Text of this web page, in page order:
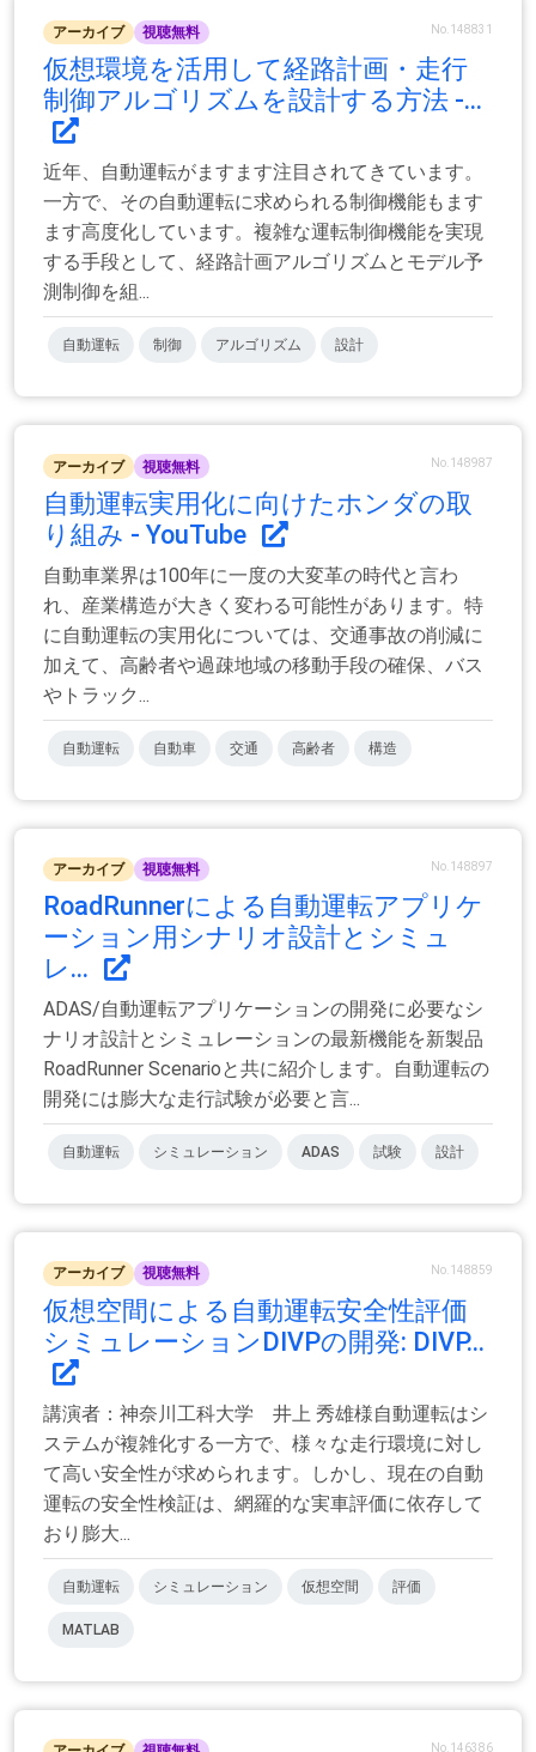
アーカイブ 視聴無料 No.148831
仮想環境を活用して経路計画・走行
制御アルゴリズムを設計する方法 -...
近年、自動運転がますます注目されてきています。
一方で、その自動運転に求められる制御機能もます
ます高度化しています。複雑な運転制御機能を実現
する手段として、経路計画アルゴリズムとモデル予
測制御を組...
自動運転 制御 アルゴリズム 設計
アーカイブ 視聴無料 No.148987
自動運転実用化に向けたホンダの取
り組み - YouTube
自動車業界は100年に一度の大変革の時代と言わ
れ、産業構造が大きく変わる可能性があります。特
に自動運転の実用化については、交通事故の削減に
加えて、高齢者や過疎地域の移動手段の確保、バス
やトラック...
自動運転 自動車 交通 高齢者 構造
アーカイブ 視聴無料 No.148897
RoadRunnerによる自動運転アプリケ
ーション用シナリオ設計とシミュ
レ...
ADAS/自動運転アプリケーションの開発に必要なシ
ナリオ設計とシミュレーションの最新機能を新製品
RoadRunner Scenarioと共に紹介します。自動運転の
開発には膨大な走行試験が必要と言...
自動運転 シミュレーション ADAS 試験 設計
アーカイブ 視聴無料 No.148859
仮想空間による自動運転安全性評価
シミュレーションDIVPの開発: DIVP...
講演者：神奈川工科大学 井上 秀雄様自動運転はシ
ステムが複雑化する一方で、様々な走行環境に対し
て高い安全性が求められます。しかし、現在の自動
運転の安全性検証は、網羅的な実車評価に依存して
おり膨大...
自動運転 シミュレーション 仮想空間 評価
MATLAB
No.146386